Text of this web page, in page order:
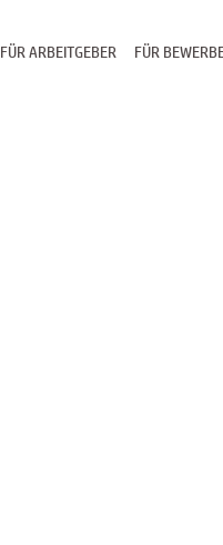
FÜR
FÜR ARBEITGEBER